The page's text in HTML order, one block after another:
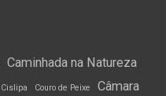
Caminhada na Natureza
Cislipa Couro de Peixe
Câmara